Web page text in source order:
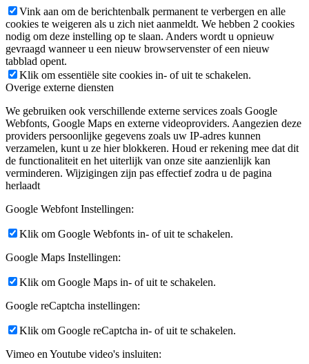
Vink aan om de berichtenbalk permanent te verbergen en alle
cookies te weigeren als u zich niet aanmeldt. We hebben 2 cookies
nodig om deze instelling op te slaan. Anders wordt u opnieuw
gevraagd wanneer u een nieuw browservenster of een nieuw
tabblad opent.
Klik om essentiële site cookies in- of uit te schakelen.
Overige externe diensten
We gebruiken ook verschillende externe services zoals Google
Webfonts, Google Maps en externe videoproviders. Aangezien deze
providers persoonlijke gegevens zoals uw IP-adres kunnen
verzamelen, kunt u ze hier blokkeren. Houd er rekening mee dat dit
de functionaliteit en het uiterlijk van onze site aanzienlijk kan
verminderen. Wijzigingen zijn pas effectief zodra u de pagina
herlaadt
Google Webfont Instellingen:
Klik om Google Webfonts in- of uit te schakelen.
Google Maps Instellingen:
Klik om Google Maps in- of uit te schakelen.
Google reCaptcha instellingen:
Klik om Google reCaptcha in- of uit te schakelen.
Vimeo en Youtube video's insluiten: